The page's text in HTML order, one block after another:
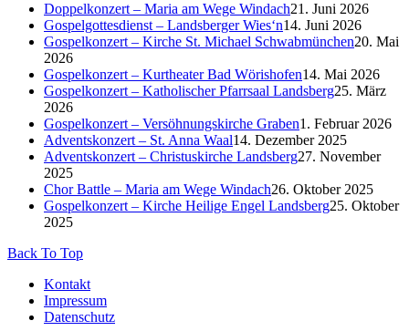
Doppelkonzert – Maria am Wege Windach21. Juni 2026
Gospelgottesdienst – Landsberger Wies‘n14. Juni 2026
Gospelkonzert – Kirche St. Michael Schwabmünchen20. Mai
2026
Gospelkonzert – Kurtheater Bad Wörishofen14. Mai 2026
Gospelkonzert – Katholischer Pfarrsaal Landsberg25. März
2026
Gospelkonzert – Versöhnungskirche Graben1. Februar 2026
Adventskonzert – St. Anna Waal14. Dezember 2025
Adventskonzert – Christuskirche Landsberg27. November
2025
Chor Battle – Maria am Wege Windach26. Oktober 2025
Gospelkonzert – Kirche Heilige Engel Landsberg25. Oktober
2025
Back To Top
Kontakt
Impressum
Datenschutz